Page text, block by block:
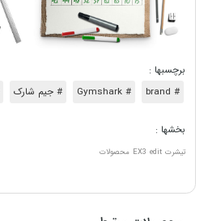
برچسبها :
# brand
# Gymshark # جیم شارک
بخشها :
تیشرت edit
EX3 محصولات